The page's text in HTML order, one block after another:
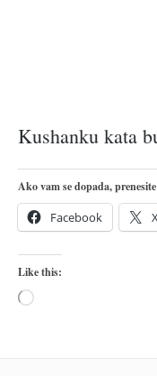
umesto tvitera
azbuki i knjige
Okinava karate
najnovije na blogu
Kushanku kata
Ako vam se dopada,
Facebook
Like this:
Loading…